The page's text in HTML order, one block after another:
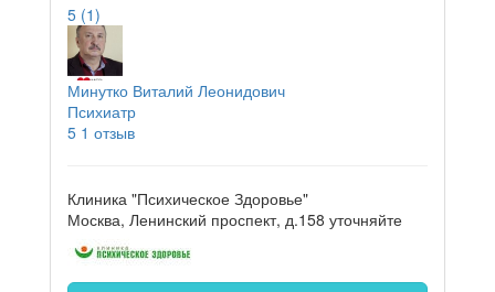
5 (1)
Минутко Виталий Леонидович
Психиатр
5 1 отзыв
Клиника "Психическое Здоровье"
Москва, Ленинский проспект, д.158 уточняйте